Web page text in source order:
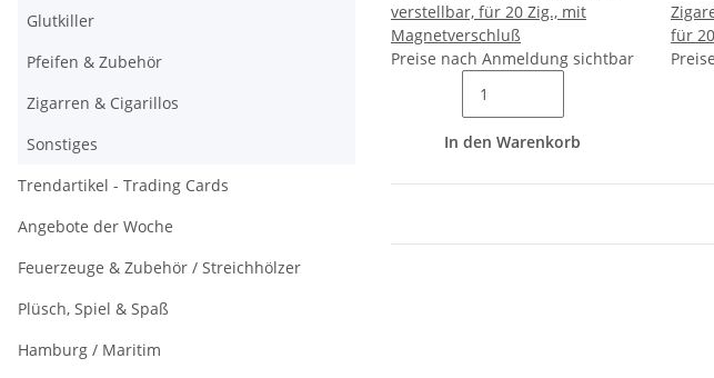
verstellbar, für 20 Zig., mit
Magnetverschluß
Preise nach Anmeldung sichtbar
In den Warenkorb
für
Glutkiller
Pfeifen & Zubehör
Zigarren & Cigarillos
Sonstiges
Trendartikel - Trading Cards
Angebote der Woche
Feuerzeuge & Zubehör / Streichhölzer
Plüsch, Spiel & Spaß
Hamburg / Maritim